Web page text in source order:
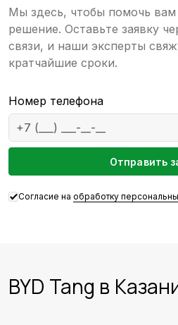
Мы здесь, чтобы помочь вам
решение. Оставьте заявку
связи, и наши эксперты
кратчайшие сроки.
Номер телефона
Отправить
Согласие на обработку
BYD Tang в